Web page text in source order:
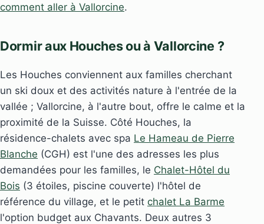
comment aller à Vallorcine.
Dormir aux Houches ou à Vallorcine ?
Les Houches conviennent aux familles cherchant
un ski doux et des activités nature à l'entrée de la
vallée ; Vallorcine, à l'autre bout, offre le calme et la
proximité de la Suisse. Côté Houches, la
résidence-chalets avec spa Le Hameau de Pierre
Blanche (CGH) est l'une des adresses les plus
demandées pour les familles, le Chalet-Hôtel du
Bois (3 étoiles, piscine couverte) l'hôtel de
référence du village, et le petit chalet La Barme
l'option budget aux Chavants. Deux autres 3